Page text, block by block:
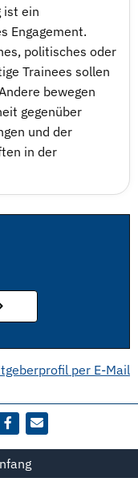
ist ein
Engagement.
politisches oder
Trainees sollen
bewegen
gegenüber
und der
in der
per E-Mail